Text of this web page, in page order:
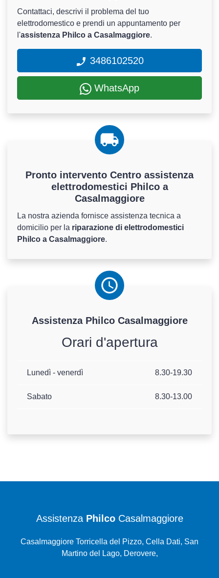
Contattaci, descrivi il problema del tuo
elettrodomestico e prendi un appuntamento per
l'assistenza Philco a Casalmaggiore.
3486102520
WhatsApp
Pronto intervento Centro assistenza
elettrodomestici Philco a
Casalmaggiore
La nostra azienda fornisce assistenza tecnica a
domicilio per la riparazione di elettrodomestici
Philco a Casalmaggiore.
Assistenza PhilcoCasalmaggiore
Orari d'apertura
Lunedì - venerdì 8.30-19.30
Sabato 8.30-13.00
Assistenza PhilcoCasalmaggiore
Casalmaggiore Torricella del Pizzo, Cella Dati, San
Martino del Lago, Derovere,